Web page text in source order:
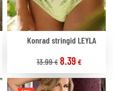
Konrad stringid LEYLA
13.99€ 8.39 €